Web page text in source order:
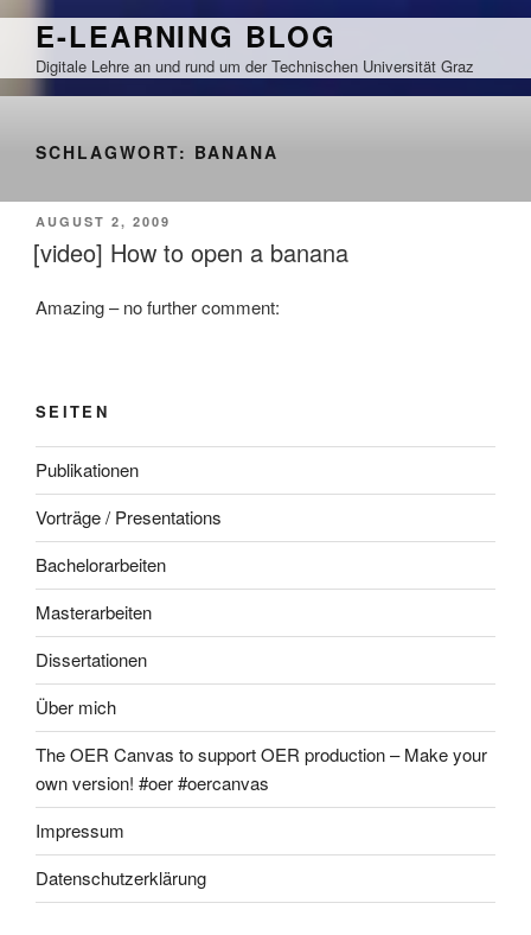
Zum
springen
E-LEARNING BLOG
Digitale Lehre an und rund um der Technischen Universität Graz
SCHLAGWORT: BANANA
VERÖFFENTLICHT
AM
AUGUST 2, 2009
[video] How to open a banana
Amazing – no further comment:
SEITEN
Publikationen
Vorträge / Presentations
Bachelorarbeiten
Masterarbeiten
Dissertationen
Über mich
The OER Canvas to support OER production – Make your
own version! #oer #oercanvas
Impressum
Datenschutzerklärung